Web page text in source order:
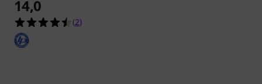
14,0
4.5 av 5 stjärnor från 2 kundbetyg
(2)